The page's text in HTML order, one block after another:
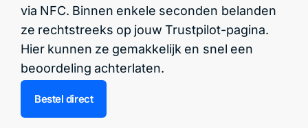
via NFC. Binnen enkele seconden belanden
ze rechtstreeks op jouw Trustpilot-pagina.
Hier kunnen ze gemakkelijk en snel een
beoordeling achterlaten.
Bestel direct